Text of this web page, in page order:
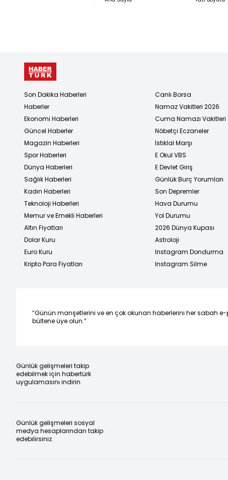
Son Dakika Haberleri
Haberler
Ekonomi Haberleri
Güncel Haberler
Magazin Haberleri
Spor Haberleri
Dünya Haberleri
Sağlık Haberleri
Kadın Haberleri
Teknoloji Haberleri
Memur ve Emekli Haberleri
Altın Fiyatları
Dolar Kuru
Euro Kuru
Kripto Para Fiyatları
Canlı Borsa
Namaz Vakitleri 2026
Cuma Namazı Vakitleri
Nöbetçi Eczaneler
İstiklal Marşı
E Okul VBS
E Devlet Giriş
Günlük Burç Yorumları
Son Depremler
Hava Durumu
Yol Durumu
2026 Dünya Kupası
Astroloji
Instagram Dondurma
Instagram Silme
“Günün manşetlerini ve en çok okunan haberlerini her sabah
bültene üye olun.”
Günlük gelişmeleri takip
edebilmek için habertürk
uygulamasını indirin
Günlük gelişmeleri sosyal
medya hesaplarından takip
edebilirsiniz.